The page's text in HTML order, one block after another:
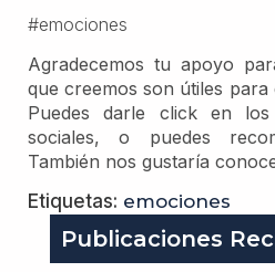
#emociones
Agradecemos tu apoyo
que creemos son útiles
Puedes darle click en
sociales, o puedes
También nos gustaría
Etiquetas: emociones
Publicaciones